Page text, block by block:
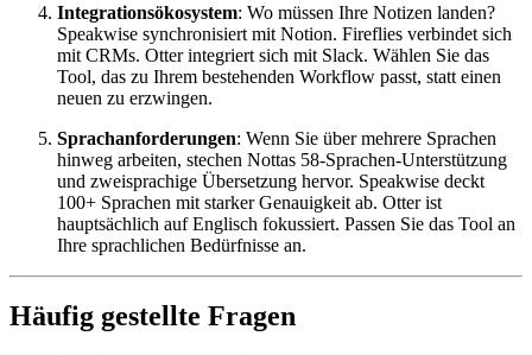
Integrationsökosystem: Wo müssen Ihre Notizen landen?
Speakwise synchronisiert mit Notion. Fireflies verbindet sich
mit CRMs. Otter integriert sich mit Slack. Wählen Sie das
Tool, das zu Ihrem bestehenden Workflow passt, statt einen
neuen zu erzwingen.
Sprachanforderungen: Wenn Sie über mehrere Sprachen
hinweg arbeiten, stechen Nottas 58-Sprachen-Unterstützung
und zweisprachige Übersetzung hervor. Speakwise deckt
100+ Sprachen mit starker Genauigkeit ab. Otter ist
hauptsächlich auf Englisch fokussiert. Passen Sie das Tool an
Ihre sprachlichen Bedürfnisse an.
Häufig gestellte Fragen